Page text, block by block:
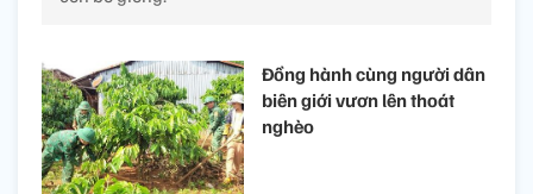
Đồng hành cùng người dân
biên giới vươn lên thoát
nghèo